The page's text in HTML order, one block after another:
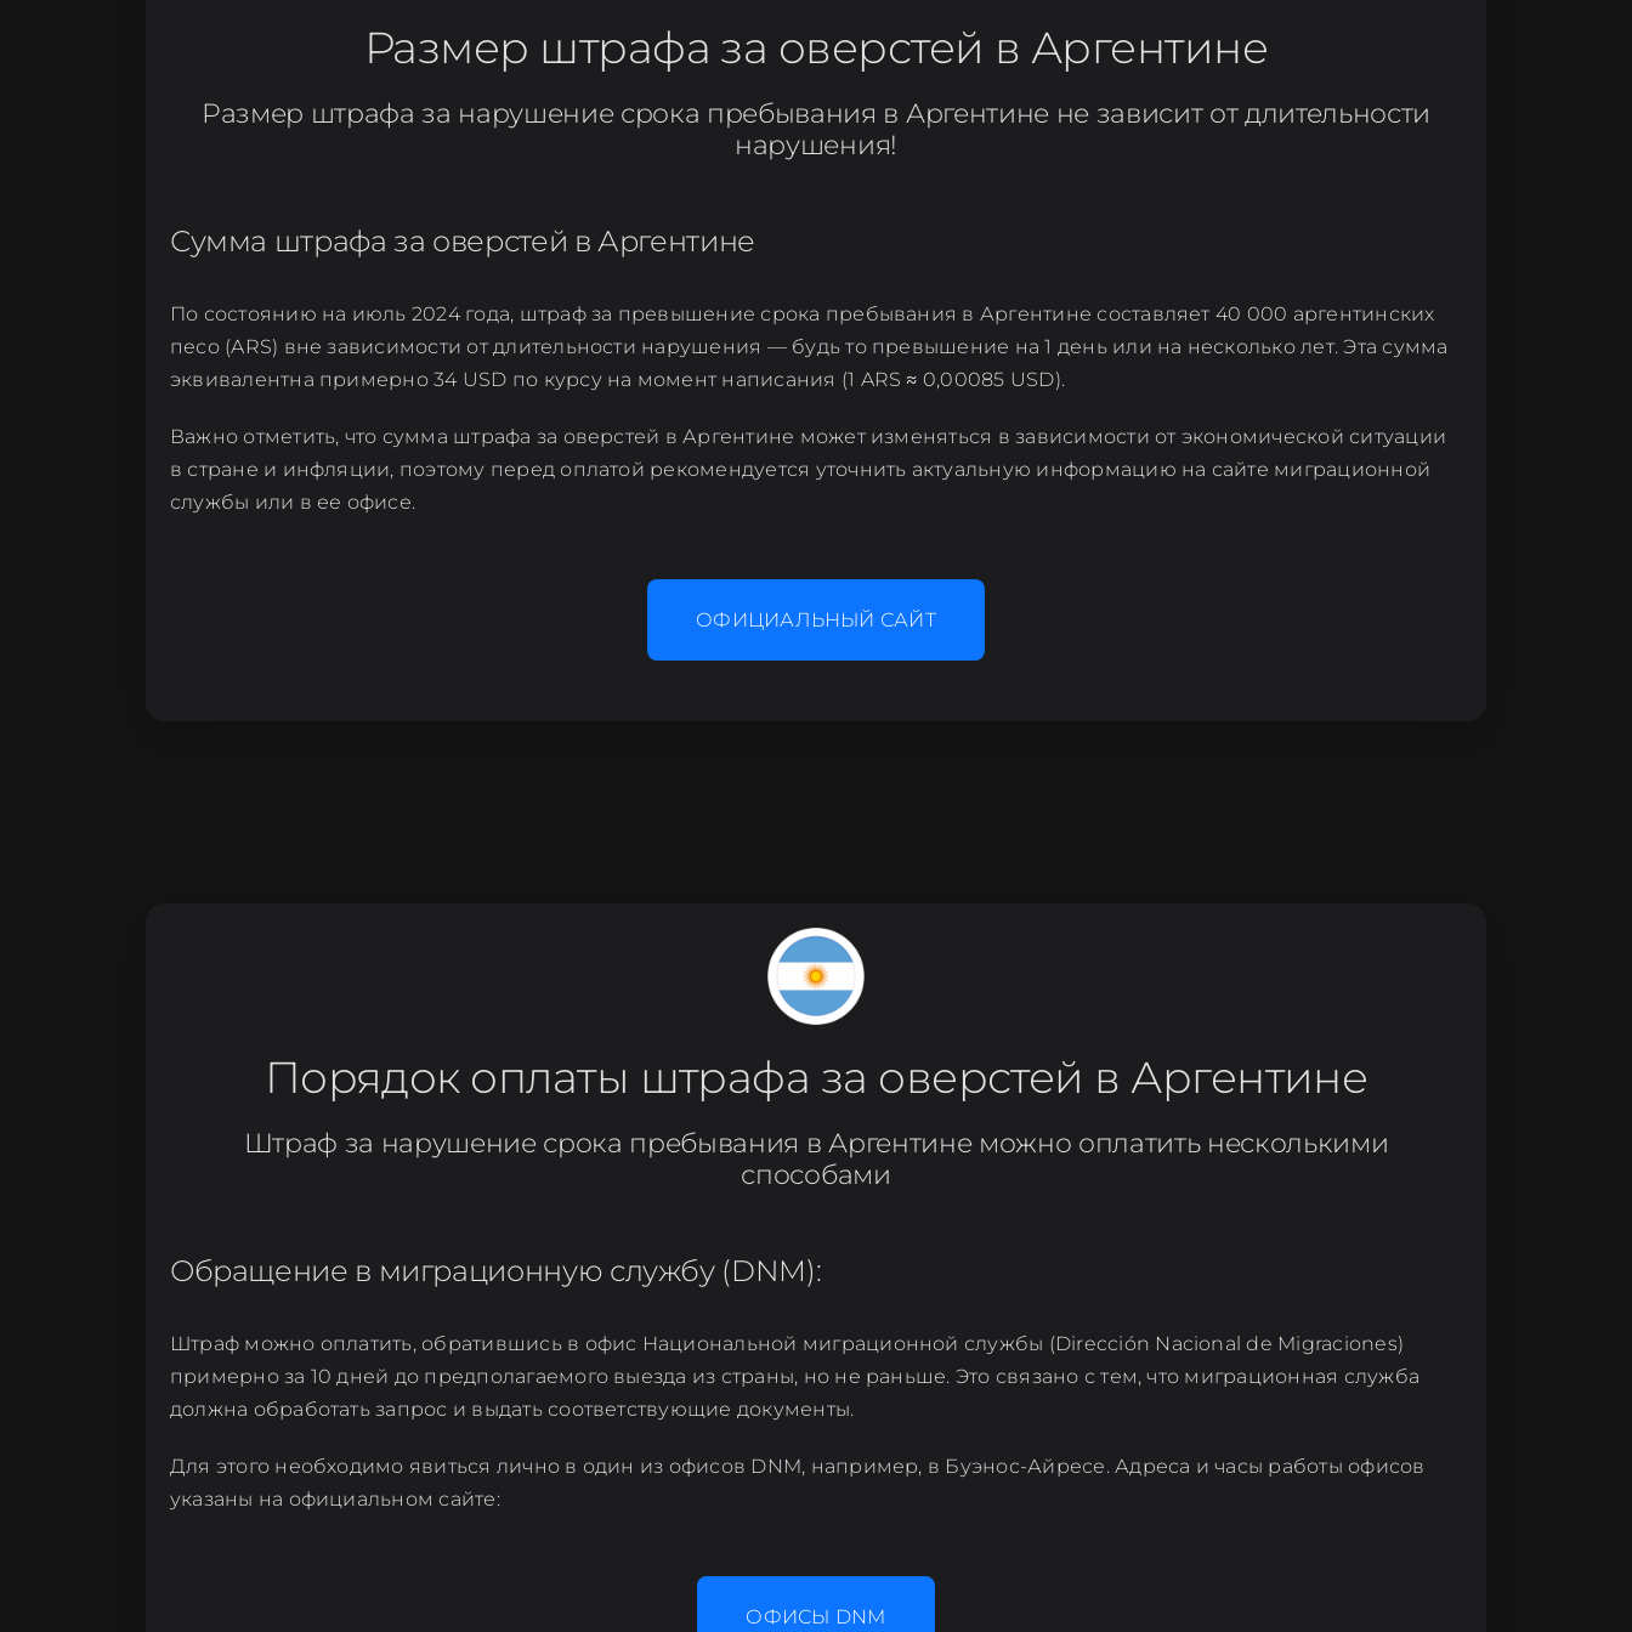
Размер штрафа за оверстей в Аргентине
Размер штрафа за нарушение срока пребывания в Аргентине не зависит от длительности
нарушения!
Сумма штрафа за оверстей в Аргентине
По состоянию на июль 2024 года, штраф за превышение срока пребывания в Аргентине составляет 40 000 аргентинских
песо (ARS) вне зависимости от длительности нарушения — будь то превышение на 1 день или на несколько лет. Эта сумма
эквивалентна примерно 34 USD по курсу на момент написания (1 ARS ≈ 0,00085 USD).
Важно отметить, что сумма штрафа за оверстей в Аргентине может изменяться в зависимости от экономической ситуации
в стране и инфляции, поэтому перед оплатой рекомендуется уточнить актуальную информацию на сайте миграционной
службы или в ее офисе.
ОФИЦИАЛЬНЫЙ САЙТ
Порядок оплаты штрафа за оверстей в Аргентине
Штраф за нарушение срока пребывания в Аргентине можно оплатить несколькими
способами
Обращение в миграционную службу (DNM):
Штраф можно оплатить, обратившись в офис Национальной миграционной службы (Dirección Nacional de Migraciones)
примерно за 10 дней до предполагаемого выезда из страны, но не раньше. Это связано с тем, что миграционная служба
должна обработать запрос и выдать соответствующие документы.
Для этого необходимо явиться лично в один из офисов DNM, например, в Буэнос-Айресе. Адреса и часы работы офисов
указаны на официальном сайте:
ОФИСЫ DNM